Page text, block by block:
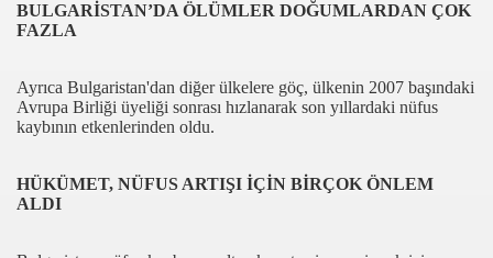
BULGARİSTAN’DA ÖLÜMLER DOĞUMLARDAN ÇOK
FAZLA
Ayrıca Bulgaristan'dan diğer ülkelere göç, ülkenin 2007 başındaki
Avrupa Birliği üyeliği sonrası hızlanarak son yıllardaki nüfus
kaybının etkenlerinden oldu.
HÜKÜMET, NÜFUS ARTIŞI İÇİN BİRÇOK ÖNLEM
ALDI
... 2304-2494
BASINA TANITILDI